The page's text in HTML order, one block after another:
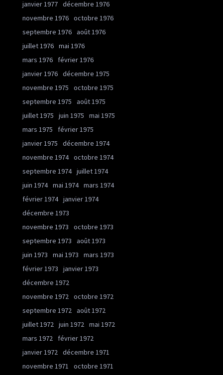
janvier 1977 décembre 1976
novembre 1976 octobre 1976
septembre 1976 août 1976
juillet 1976 mai 1976
mars 1976
février 1976
janvier 1976 décembre 1975
novembre 1975
octobre 1975
septembre 1975
août 1975
juillet 1975
juin 1975
mai 1975
mars 1975
février 1975
janvier 1975
décembre 1974
novembre 1974 octobre 1974
septembre 1974 juillet 1974
juin 1974 mai 1974 mars 1974
février 1974 janvier 1974
décembre 1973
novembre 1973
octobre 1973
septembre 1973
août 1973
juin 1973
mai 1973
mars 1973
février 1973
janvier 1973
décembre 1972
novembre 1972 octobre 1972
septembre 1972 août 1972
juillet 1972 juin 1972 mai 1972
mars 1972
février 1972
janvier 1972 décembre 1971
novembre 1971
octobre 1971